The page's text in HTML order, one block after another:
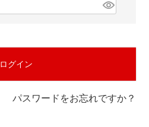
ログイン
パスワードをお忘れですか？